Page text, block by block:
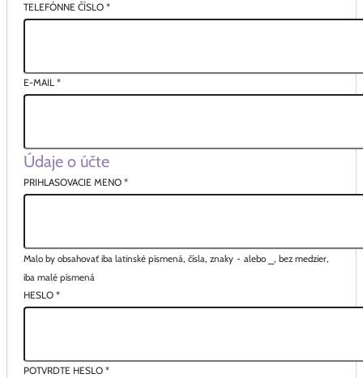
TELEFÓNNE ČÍSLO *
E-MAIL *
Údaje o účte
PRIHLASOVACIE MENO *
Malo by obsahovať iba latinské písmená, čísla, znaky - alebo
, bez medzier,
iba malé písmená
HESLO *
POTVRDTE HESLO *